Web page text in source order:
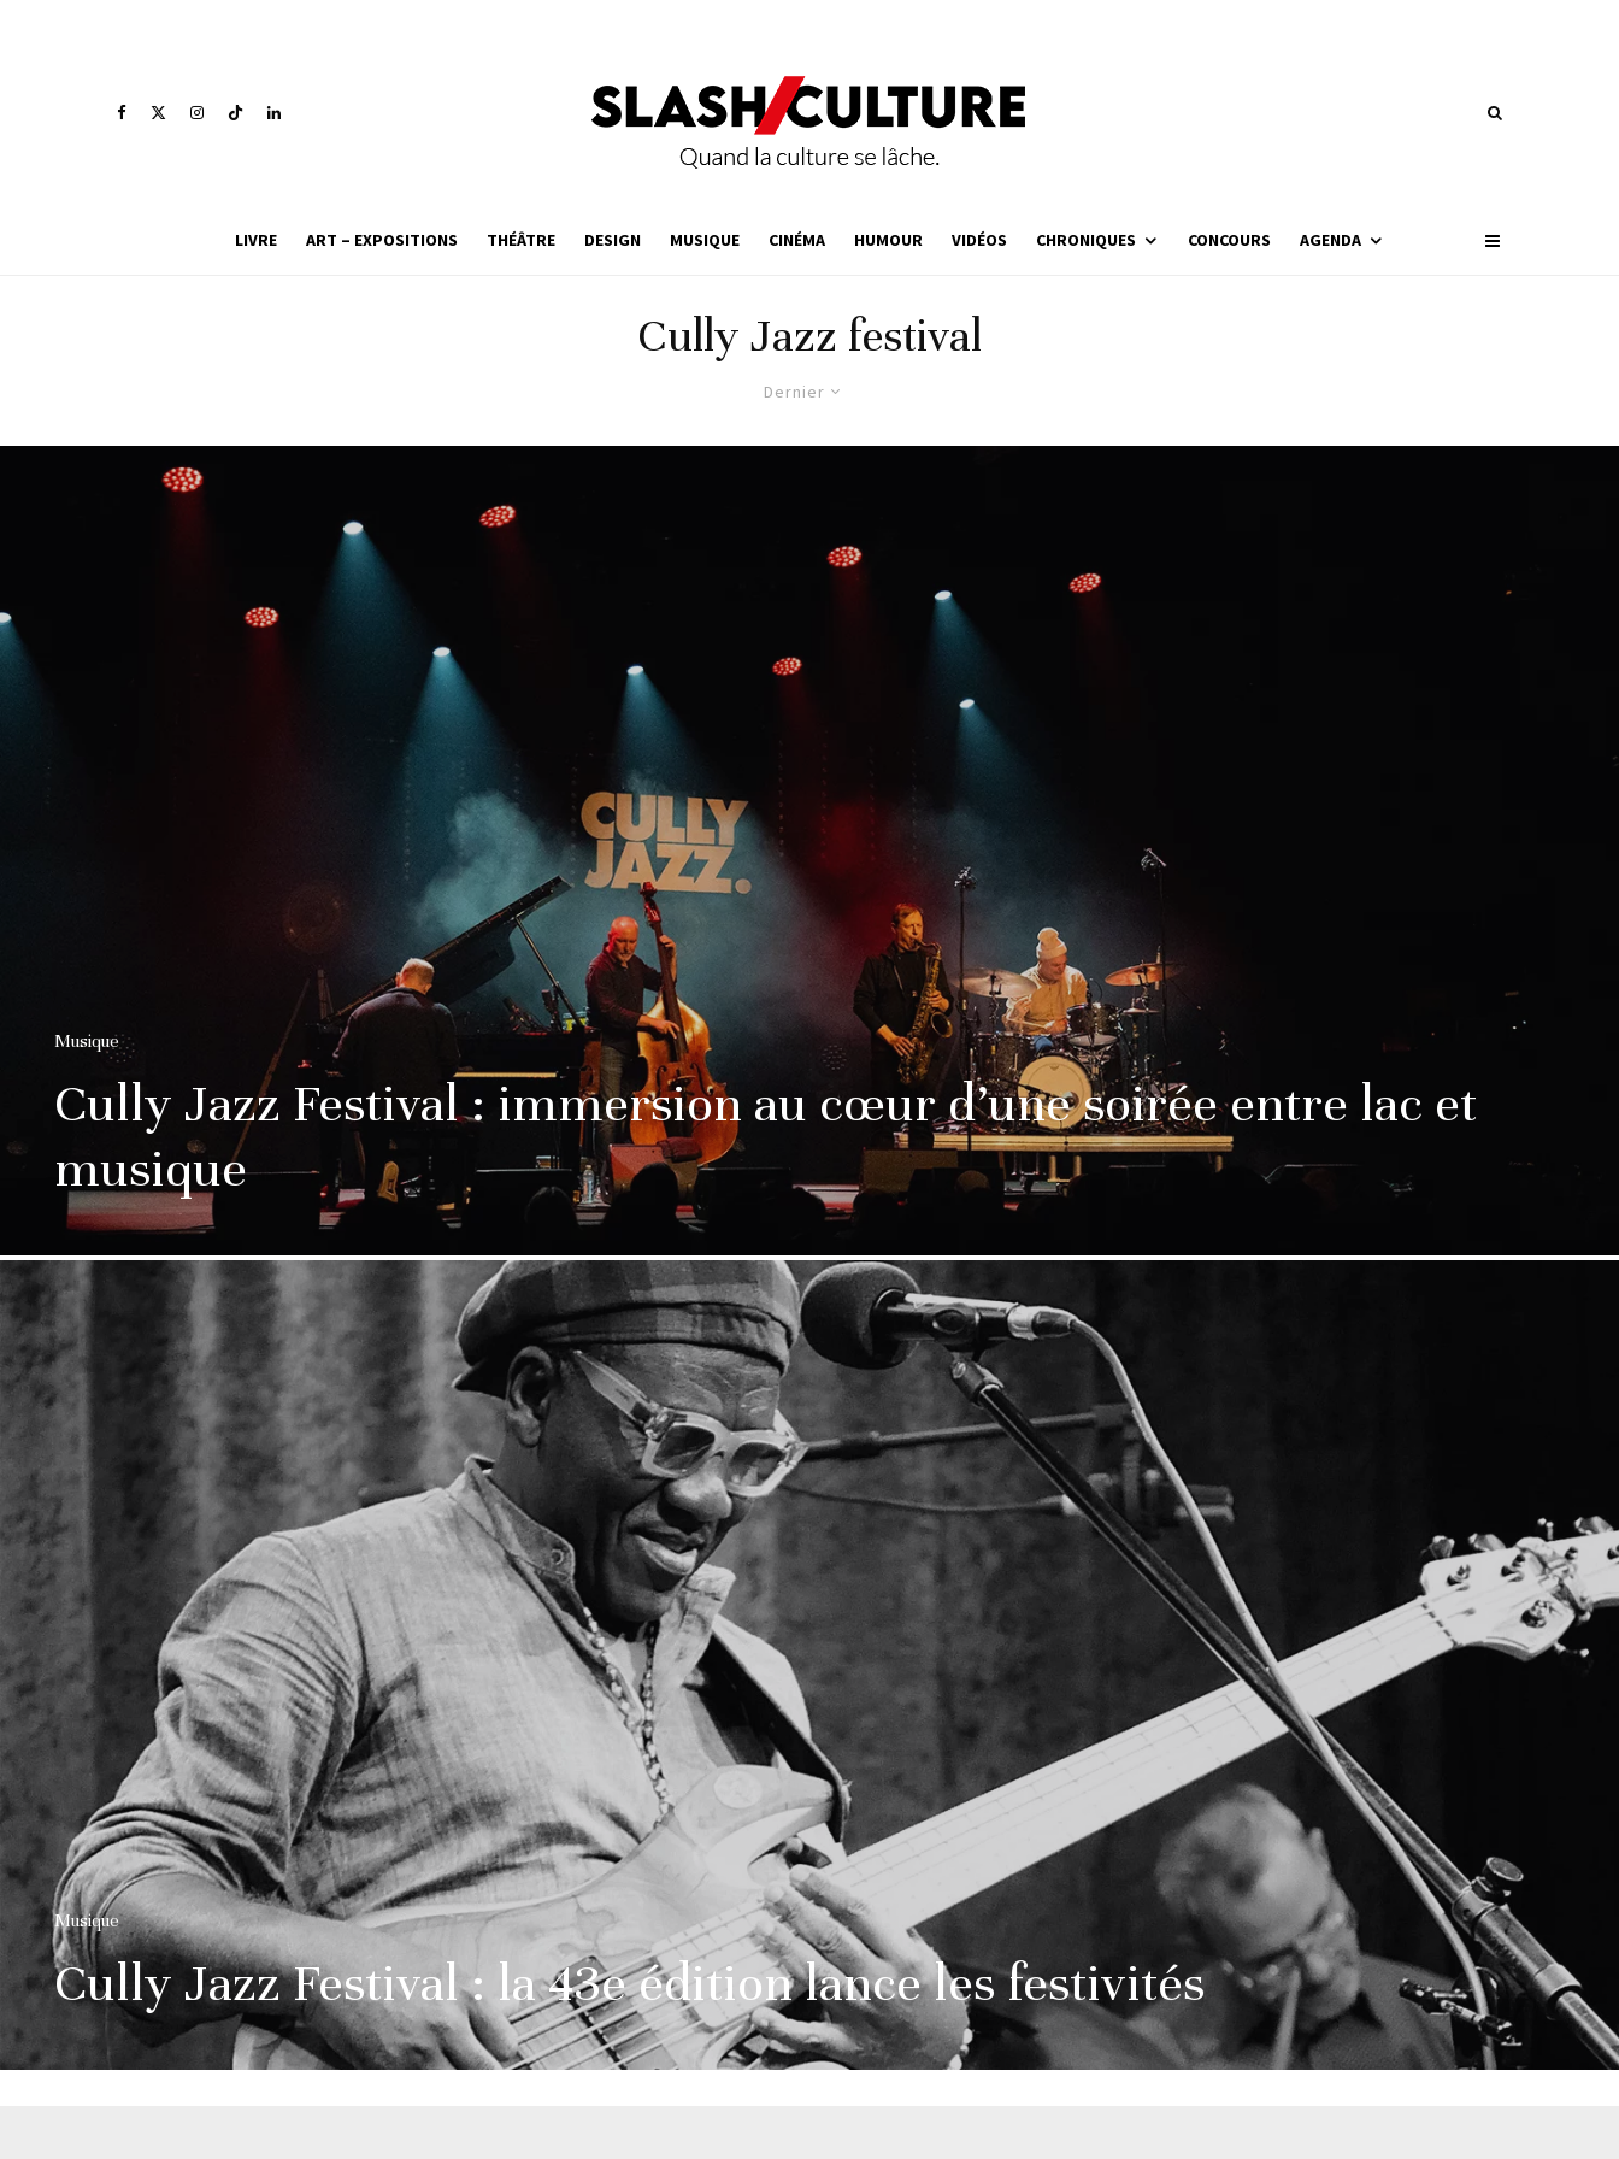
LIVRE ART – EXPOSITIONS THÉÂTRE DESIGN MUSIQUE CINÉMA HUMOUR VIDÉOS CHRONIQUES CONCOURS AGENDA
Cully Jazz festival
Dernier
Musique
Cully Jazz Festival : immersion au cœur d’une soirée entre lac et
musique
Musique
Cully Jazz Festival : la 43e édition lance les festivités